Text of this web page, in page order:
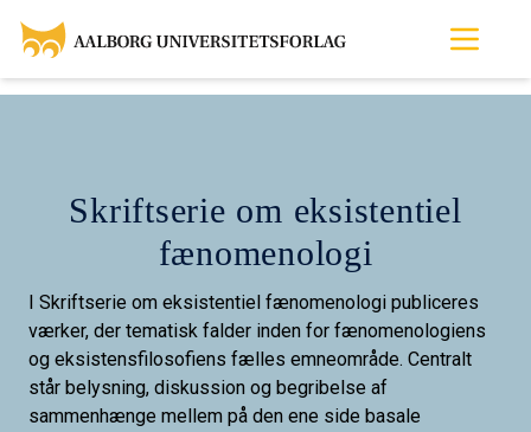
Skriftserie om eksistentiel
fænomenologi
I Skriftserie om eksistentiel fænomenologi publiceres
værker, der tematisk falder inden for fænomenologiens
og eksistensfilosofiens fælles emneområde. Centralt
står belysning, diskussion og begribelse af
sammenhænge mellem på den ene side basale